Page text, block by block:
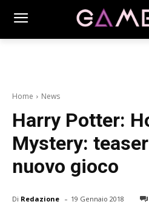
Home News
Harry Potter:
Mystery:
nuovo gioco
Di Redazione - 19 Gennaio 2018